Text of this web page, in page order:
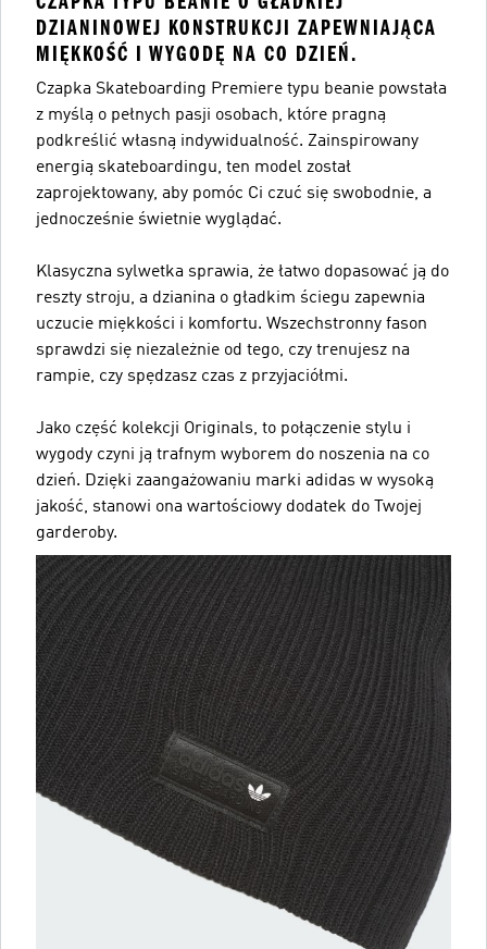
DZIANINOWEJ KONSTRUKCJI ZAPEWNIAJĄCA
MIĘKKOŚĆ I WYGODĘ NA CO DZIEŃ.
Czapka Skateboarding Premiere typu beanie powstała
z myślą o pełnych pasji osobach, które pragną
podkreślić własną indywidualność. Zainspirowany
energią skateboardingu, ten model został
zaprojektowany, aby pomóc Ci czuć się swobodnie, a
jednocześnie świetnie wyglądać.
Klasyczna sylwetka sprawia, że łatwo dopasować ją do
reszty stroju, a dzianina o gładkim ściegu zapewnia
uczucie miękkości i komfortu. Wszechstronny fason
sprawdzi się niezależnie od tego, czy trenujesz na
rampie, czy spędzasz czas z przyjaciółmi.
Jako część kolekcji Originals, to połączenie stylu i
wygody czyni ją trafnym wyborem do noszenia na co
dzień. Dzięki zaangażowaniu marki adidas w wysoką
jakość, stanowi ona wartościowy dodatek do Twojej
garderoby.